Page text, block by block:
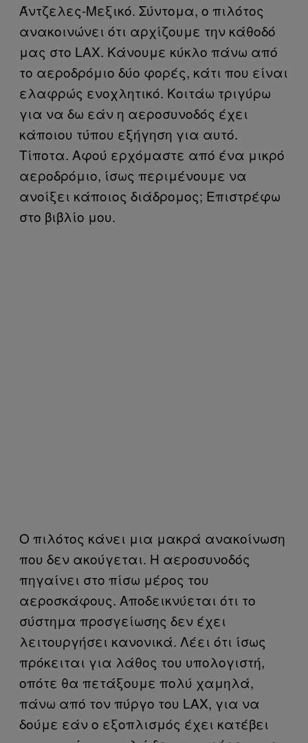
Άντζελες-Μεξικό. Σύντομα, ο πιλότος
ανακοινώνει ότι αρχίζουμε την κάθοδό
μας στο LAX. Κάνουμε κύκλο πάνω από
το αεροδρόμιο δύο φορές, κάτι που είναι
ελαφρώς ενοχλητικό. Κοιτάω τριγύρω
για να δω εάν η αεροσυνοδός έχει
κάποιου τύπου εξήγηση για αυτό.
Τίποτα. Αφού ερχόμαστε από ένα μικρό
αεροδρόμιο, ίσως περιμένουμε να
ανοίξει κάποιος διάδρομος; Επιστρέφω
στο βιβλίο μου.
Ο πιλότος κάνει μια μακρά ανακοίνωση
που δεν ακούγεται. Η αεροσυνοδός
πηγαίνει στο πίσω μέρος του
αεροσκάφους. Αποδεικνύεται ότι το
σύστημα προσγείωσης δεν έχει
λειτουργήσει κανονικά. Λέει ότι ίσως
πρόκειται για λάθος του υπολογιστή,
οπότε θα πετάξουμε πολύ χαμηλά,
πάνω από τον πύργο του LAX, για να
δούμε εάν ο εξοπλισμός έχει κατέβει